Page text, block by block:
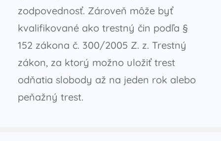
zodpovednosť. Zároveň môže byť
kvalifikované ako trestný čin podľa §
152 zákona č. 300/2005 Z. z. Trestný
zákon, za ktorý možno uložiť trest
odňatia slobody až na jeden rok alebo
peňažný trest.